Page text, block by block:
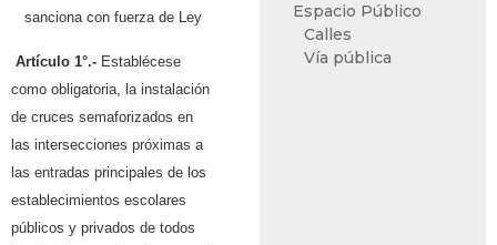
sanciona con fuerza de Ley
Artículo 1°.- Establécese
como obligatoria, la instalación
de cruces semaforizados en
las intersecciones próximas a
las entradas principales de los
establecimientos escolares
públicos y privados de todos
Espacio Público
Calles
Vía pública